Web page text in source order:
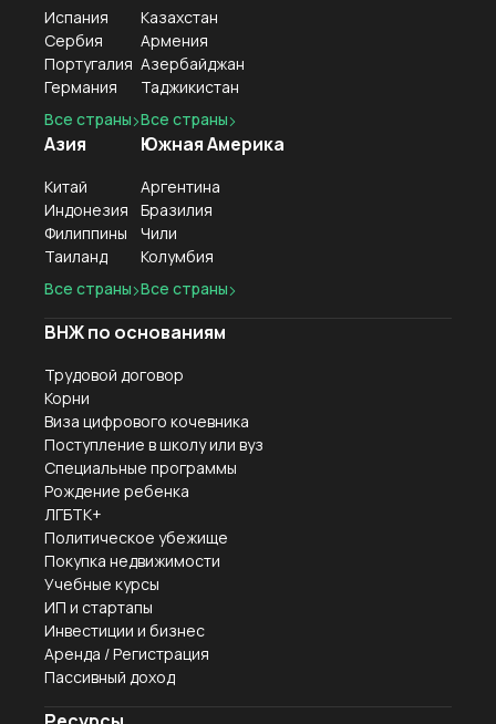
Испания
Сербия
Португалия
Германия
Все страны
Азия
Китай
Индонезия
Филиппины
Таиланд
Все страны
Казахстан
Армения
Азербайджан
Таджикистан
Все страны
Южная Америка
Аргентина
Бразилия
Чили
Колумбия
Все страны
ВНЖ по основаниям
Трудовой договор
Корни
Виза цифрового кочевника
Поступление в школу или вуз
Специальные программы
Рождение ребенка
ЛГБТК+
Политическое убежище
Покупка недвижимости
Учебные курсы
ИП и стартапы
Инвестиции и бизнес
Аренда / Регистрация
Пассивный доход